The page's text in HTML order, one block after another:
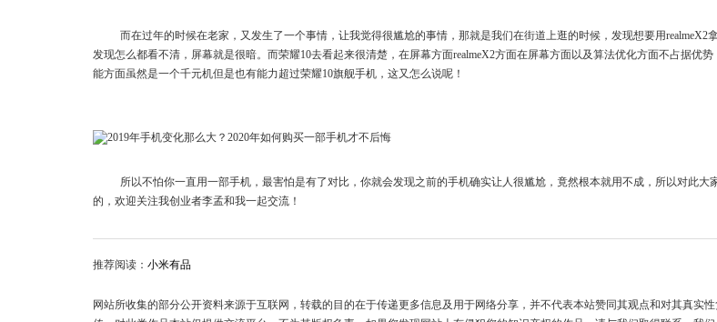
而在过年的时候在老家，又发生了一个事情，让我觉得很尴尬的事情，那就是我们在街道上逛的时候，发现想要用realmeX2
发现怎么都看不清，屏幕就是很暗。而荣耀10去看起来很清楚，在屏幕方面realmeX2方面在屏幕方面以及算法优化方面不占据优势
能方面虽然是一个千元机但是也有能力超过荣耀10旗舰手机，这又怎么说呢！
所以不怕你一直用一部手机，最害怕是有了对比，你就会发现之前的手机确实让人很尴尬，竟然根本就用不成，所以对此大
的，欢迎关注我创业者李孟和我一起交流！
推荐阅读： 小米有品
网站所收集的部分公开资料来源于互联网，转载的目的在于传递更多信息及用于网络分享，并不代表本站赞同其观点和对其真实